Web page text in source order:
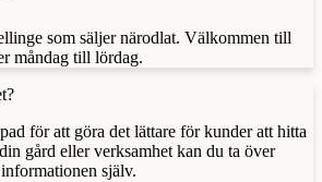
som säljer närodlat. Välkommen till
måndag till lördag.
för att göra det lättare för kunder att hitta
gård eller verksamhet kan du ta över
själv.